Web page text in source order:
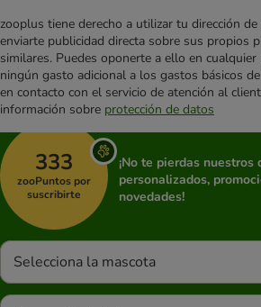
zooplus tiene derecho a utilizar tu dirección
enviarte publicidad directa sobre sus propios
similares. Puedes oponerte a ello en
ningún gasto adicional a los gastos básicos
en contacto con el servicio de atención al
información sobre protección de datos
333
zooPuntos por
suscribirte
¡No te pierdas nuestros
personalizados,
novedades!
Selecciona la mascota